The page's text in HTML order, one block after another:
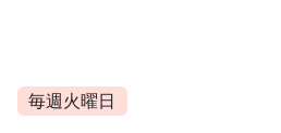
毎週火曜日